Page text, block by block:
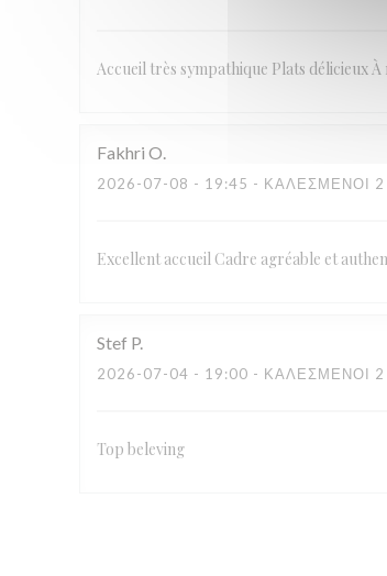
Accueil très sympathique Plats délicieux
Fakhri O
2026-07-08 - 19:45 - ΚΑΛΕΣΜΈΝΟΙ 2
Excellent accueil Cadre agréable et
Stef P
2026-07-04 - 19:00 - ΚΑΛΕΣΜΈΝΟΙ 2
Top beleving